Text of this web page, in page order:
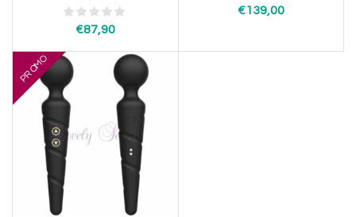
€87,90
€139,00
PROMO